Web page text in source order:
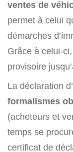
ventes de
permet à celui
démarches
Grâce à celui-
provisoire
La déclaration
formalismes
(acheteurs et
temps se
certificat de